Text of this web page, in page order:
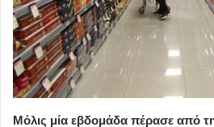
Μόλις μία εβδομάδα πέρασε από